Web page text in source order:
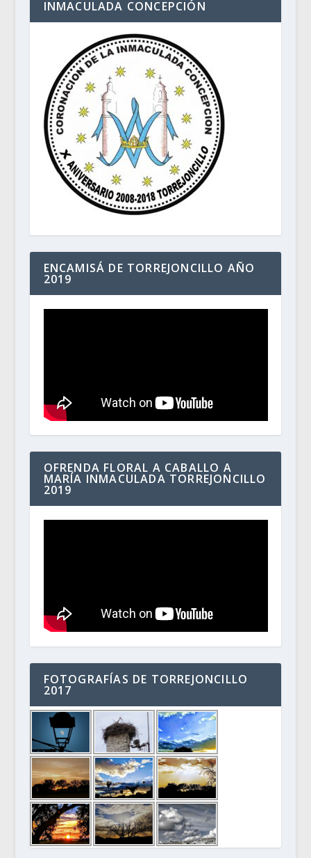
INMACULADA CONCEPCIÓN
ENCAMISÁ DE TORREJONCILLO AÑO
2019
OFRENDA FLORAL A CABALLO A
MARÍA INMACULADA TORREJONCILLO
2019
FOTOGRAFÍAS DE TORREJONCILLO
2017